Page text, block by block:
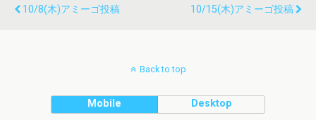
10/8(木)アミーゴ投稿
10/15(木)アミーゴ投稿
Back to top
Mobile Desktop